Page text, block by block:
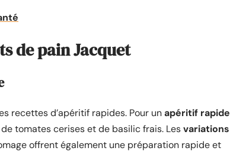
de pain Jacquet
recettes d’apéritif rapides. Pour unapéritif rapide
tomates cerises et de basilic frais. Lesvariations
offrent également une préparation rapide et